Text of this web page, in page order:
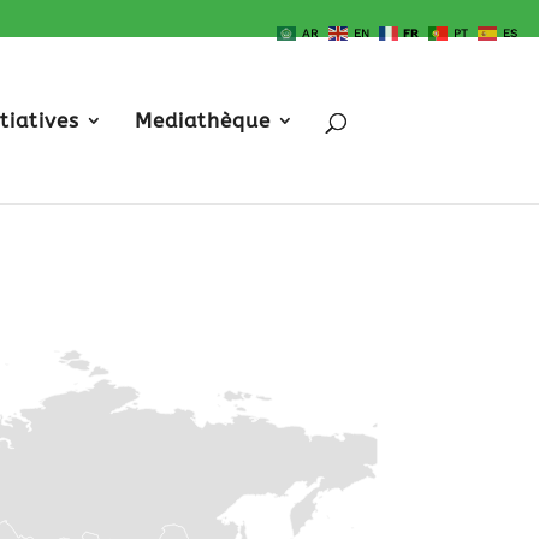
Mediathèque
AR EN FR PT ES